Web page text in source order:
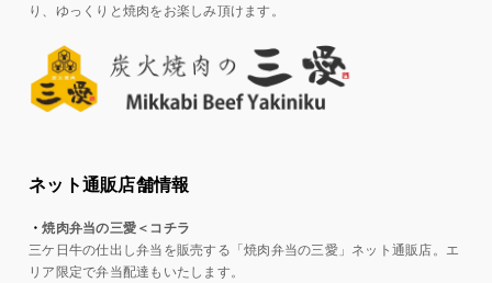
り、ゆっくりと焼肉をお楽しみ頂けます。
ネット通販店舗情報
・焼肉弁当の三愛＜コチラ
三ケ日牛の仕出し弁当を販売する「焼肉弁当の三愛」ネット通販店。エ
リア限定で弁当配達もいたします。